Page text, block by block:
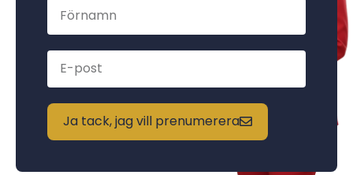
Ja tack, jag vill prenumerera